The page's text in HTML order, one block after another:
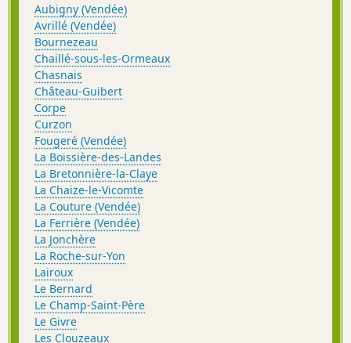
Aubigny (Vendée)
Avrillé (Vendée)
Bournezeau
Chaillé-sous-les-Ormeaux
Chasnais
Château-Guibert
Corpe
Curzon
Fougeré (Vendée)
La Boissière-des-Landes
La Bretonnière-la-Claye
La Chaize-le-Vicomte
La Couture (Vendée)
La Ferrière (Vendée)
La Jonchère
La Roche-sur-Yon
Lairoux
Le Bernard
Le Champ-Saint-Père
Le Givre
Les Clouzeaux